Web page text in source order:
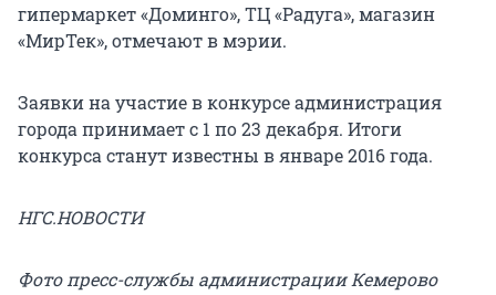
гипермаркет «Доминго», ТЦ «Радуга», магазин
«МирТек», отмечают в мэрии.
Заявки на участие в конкурсе администрация
города принимает с 1 по 23 декабря. Итоги
конкурса станут известны в январе 2016 года.
НГС.НОВОСТИ
Фото пресс-службы администрации Кемерово